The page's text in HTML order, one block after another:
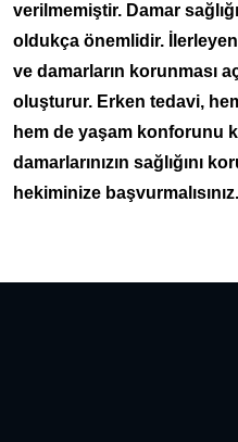
verilmemiştir. Damar
oldukça önemlidir.
ve damarların korunması
oluşturur. Erken tedavi,
hem de yaşam konforunu
damarlarınızın sağlığını
hekiminize başvurmalısınız.